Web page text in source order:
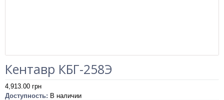
Кентавр КБГ-258Э
4,913.00 грн
Доступность: В наличии